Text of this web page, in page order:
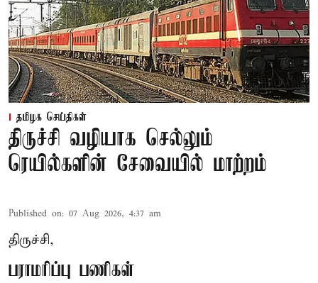
தமிழக செய்திகள்
திருச்சி வழியாக செல்லும்
ரெயில்களின் சேவையில் மாற்றம்
Published on: 07 Aug 2026, 4:37 am
திருச்சி,
பராமரிப்பு பணிகள்